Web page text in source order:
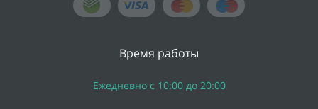
Время работы
Ежедневно с 10:00 до 20:00